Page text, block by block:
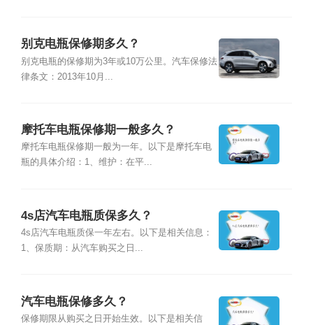
别克电瓶保修期多久？
别克电瓶的保修期为3年或10万公里。汽车保修法
律条文：2013年10月...
摩托车电瓶保修期一般多久？
摩托车电瓶保修期一般为一年。以下是摩托车电
瓶的具体介绍：1、维护：在平...
4s店汽车电瓶质保多久？
4s店汽车电瓶质保一年左右。以下是相关信息：
1、保质期：从汽车购买之日...
汽车电瓶保修多久？
保修期限从购买之日开始生效。以下是相关信